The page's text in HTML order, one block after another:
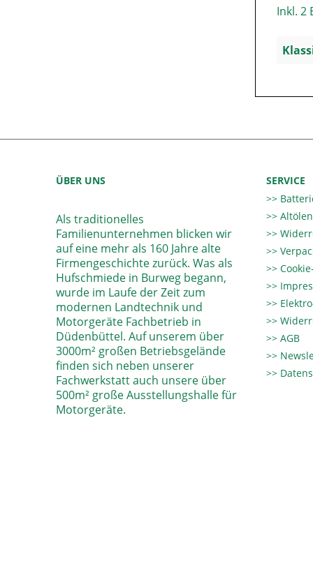
Inkl. 2
ÜBER UNS
Als traditionelles
Familienunternehmen blicken wir
auf eine mehr als 160 Jahre alte
Firmengeschichte zurück. Was als
Hufschmiede in Burweg begann,
wurde im Laufe der Zeit zum
modernen Landtechnik und
Motorgeräte Fachbetrieb in
Düdenbüttel. Auf unserem über
3000m² großen Betriebsgelände
finden sich neben unserer
Fachwerkstatt auch unsere über
500m² große Ausstellungshalle für
Motorgeräte.
SERVICE
AGB